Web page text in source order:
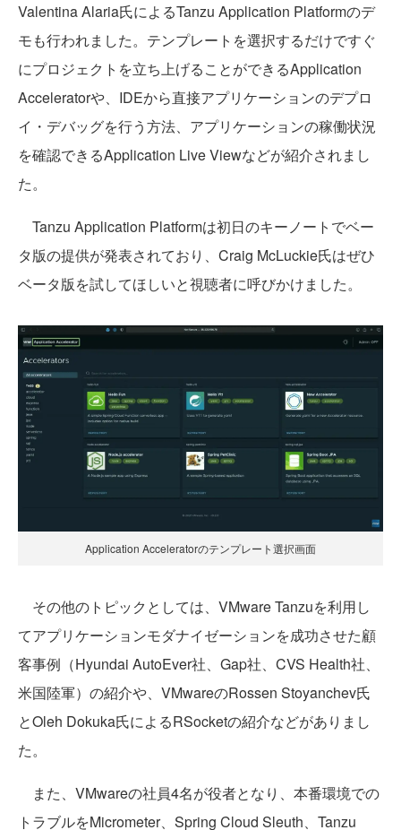
Valentina Alaria氏によるTanzu Application Platformのデ
モも行われました。テンプレートを選択するだけですぐ
にプロジェクトを立ち上げることができるApplication
Acceleratorや、IDEから直接アプリケーションのデプロ
イ・デバッグを行う方法、アプリケーションの稼働状況
を確認できるApplication Live Viewなどが紹介されまし
た。
Tanzu Application Platformは初日のキーノートでベー
タ版の提供が発表されており、Craig McLuckie氏はぜひ
ベータ版を試してほしいと視聴者に呼びかけました。
Application Acceleratorのテンプレート選択画面
その他のトピックとしては、VMware Tanzuを利用し
てアプリケーションモダナイゼーションを成功させた顧
客事例（Hyundai AutoEver社、Gap社、CVS Health社、
米国陸軍）の紹介や、VMwareのRossen Stoyanchev氏
とOleh Dokuka氏によるRSocketの紹介などがありまし
た。
また、VMwareの社員4名が役者となり、本番環境での
トラブルをMicrometer、Spring Cloud Sleuth、Tanzu